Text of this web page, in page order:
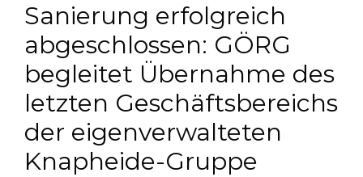
Sanierung erfolgreich
abgeschlossen: GÖRG
begleitet Übernahme des
letzten Geschäftsbereichs
der eigenverwalteten
Knapheide-Gruppe